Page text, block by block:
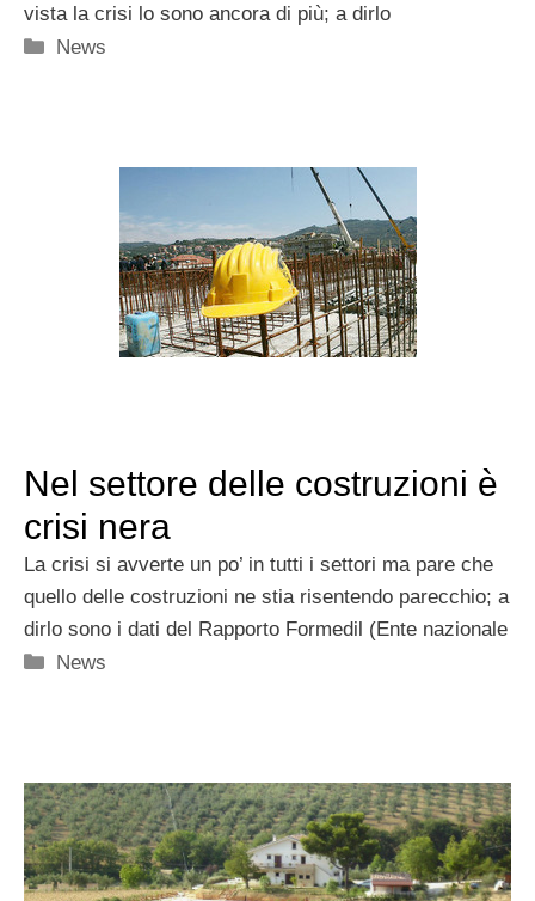
vista la crisi lo sono ancora di più; a dirlo
Categorie
News
Nel settore delle costruzioni è
crisi nera
La crisi si avverte un po’ in tutti i settori ma pare che
quello delle costruzioni ne stia risentendo parecchio; a
dirlo sono i dati del Rapporto Formedil (Ente nazionale
Categorie
News